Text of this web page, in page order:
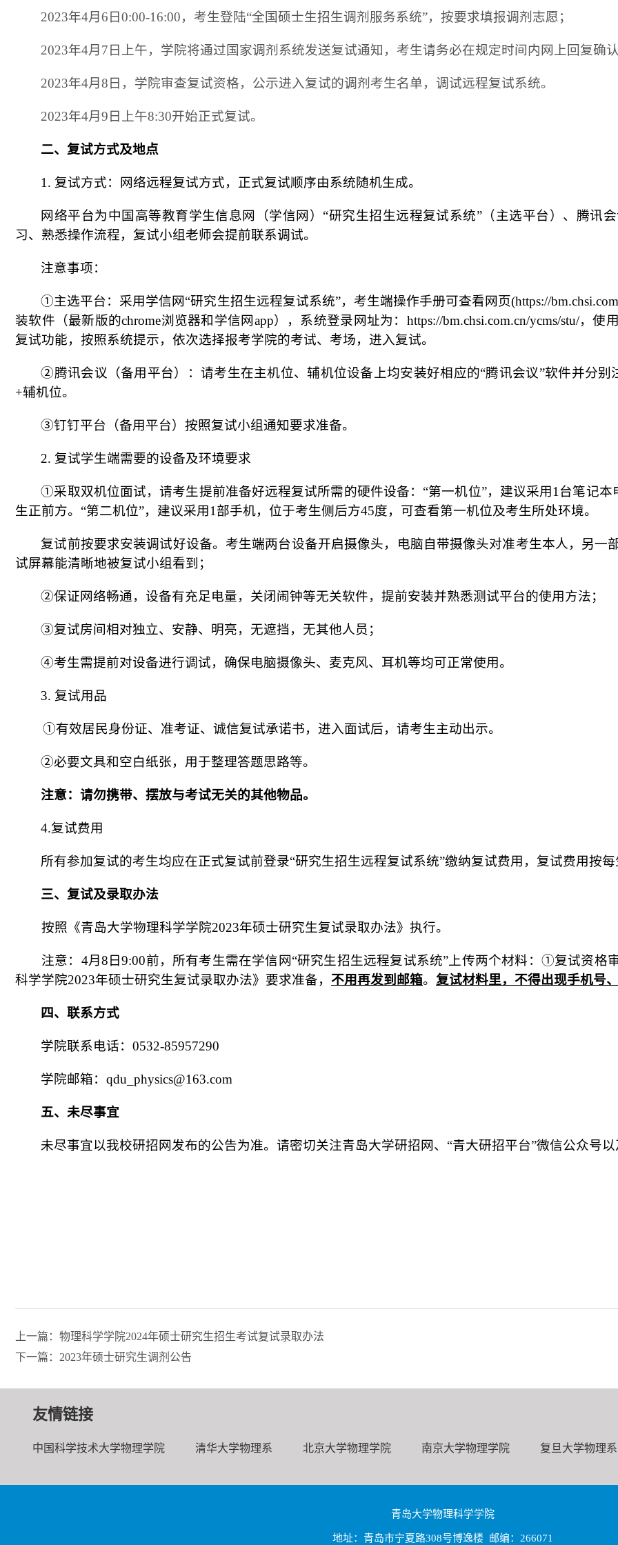
2023年4月6日0:00-16:00，考生登陆“全国硕士生招生调剂服务系统”，按要求填报调剂志愿；
2023年4月 7日上午，学院将通过国家调剂系统发送复试通知，考生请务必在规定时间内网上回复确
2023年4月8日 ， 学院审查复试资格， 公示进入复试的调剂考生名单，调试远程复试系统。
2023年4月9日上午8:30开始正式复试。
二、复试方式及地点
1. 复试方式：网络远程复试方式，正式复试顺序由系统随机生成。
网络平台为中国高等教育学生信息网（学信网） “研究生招生远程复试系统”（主选平台）、腾讯
习、熟悉操作流程，复试小组老师会提前联系调试。
注意事项：
①主选平台：采用学信网“研究生招生远程复试系统”，考生端操作手册可查看网页(https://
装软件（最新版的chrome浏览器和学信网app），系统登录网址为：https://bm.chsi.com.cn/ycms/stu/，
复试功能，按照系统提示，依次选择报考学院的考试、考场，进入复试。
②腾讯会议（备用平台）：请考生在主机位、辅机位设备上均安装好相应的“腾讯会议”软件并分
+辅机位。
③钉钉平台（备用平台）按照复试小组通知要求准备。
2. 复试学生端需要的设备及环境要求
①采取双机位面试，请考生提前准备好远程复试所需的硬件设备：“第一机位”，建议采用1台笔记
生正前方。“第二机位”，建议采用1部手机，位于考生侧后方45度，可查看第一机位及考生所处环境。
复试前按要求安装调试好设备。考生端两台设备开启摄像头，电脑自带摄像头对准考生本人，另一
试屏幕能清晰地被复试小组看到；
②保证网络畅通，设备有充足电量，关闭闹钟等无关软件，提前安装并熟悉测试平台的使用方法；
③复试房间相对独立、安静、明亮，无遮挡，无其他人员；
④考生需提前对设备进行调试，确保电脑摄像头、麦克风、耳机等均可正常使用。
3. 复试用品
①有效居民身份证、准考证、诚信复试承诺书，进入面试后，请考生主动出示。
②必要文具和空白纸张，用于整理答题思路等。
注意：请勿携带、摆放与考试无关的其他物品。
4.复试费用
所有参加复试的考生均应在正式复试前登录“研究生招生远程复试系统”缴纳复试费用， 复试费用按每
三、 复试及录取办法
按照《青岛大学物理科学学院2023年硕士研究生复试录取办法》执行。
注意： 4月8日9:00前，所有考生需在学信网“研究生招生远程复试系统”上传两个材料：①复试资
科学学院2023年硕士研究生复试录取办法》要求准备， 不用再发到邮箱。 复试材料里，不得出现手机号、
四、联系方式
学院联系电话：0532-85957290
学院邮箱：qdu _physics@163.com
五、未尽事宜
未尽事宜以我校研招网发布的公告为准。请密切关注青岛大学研招网、 “青大研招平台”微信公众号
上一篇：物理科学学院2024年硕士研究生招生考试复试录取办法
下一篇：2023年硕士研究生调剂公告
友情链接
中国科学技术大学物理学院 清华大学物理系 北京大学物理学院 南京大学物理学院 复旦大学物理系
青岛大学物理科学学院
地址：青岛市宁夏路308号博逸楼 邮编：266071